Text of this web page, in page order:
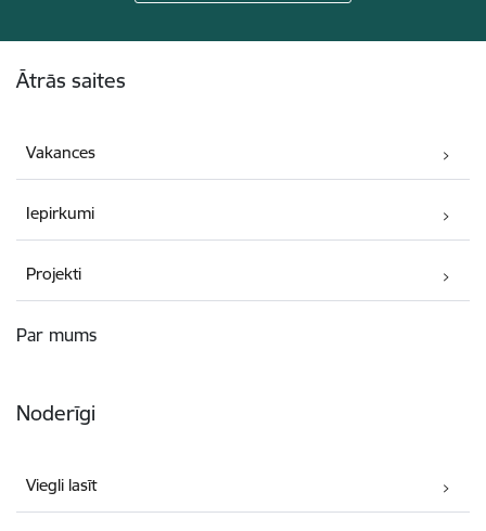
Ātrās saites
Vakances
Iepirkumi
Projekti
Par mums
Noderīgi
Viegli lasīt